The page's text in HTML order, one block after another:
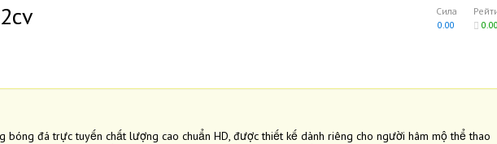
0.00
Сила
0.00
bóng đá trực tuyến chất lượng cao chuẩn HD, được thiết kế dành riêng cho người hâm mộ thể thao